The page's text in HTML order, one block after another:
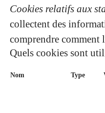
Cookies relatifs aux
collectent des
comprendre comment
Quels cookies sont
Nom Type